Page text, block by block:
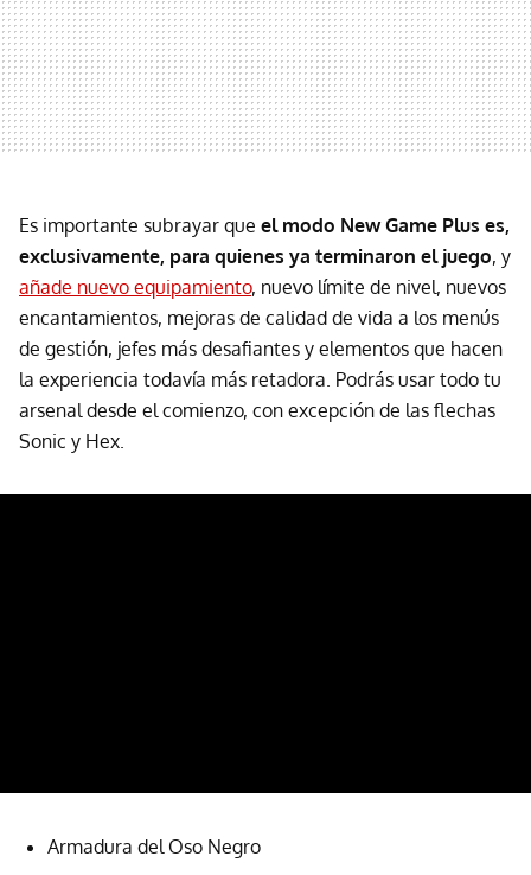
Es importante subrayar que el modo New Game Plus es,
exclusivamente, para quienes ya terminaron el juego, y
añade nuevo equipamiento, nuevo límite de nivel, nuevos
encantamientos, mejoras de calidad de vida a los menús
de gestión, jefes más desafiantes y elementos que hacen
la experiencia todavía más retadora. Podrás usar todo tu
arsenal desde el comienzo, con excepción de las flechas
Sonic y Hex.
Armadura del Oso Negro